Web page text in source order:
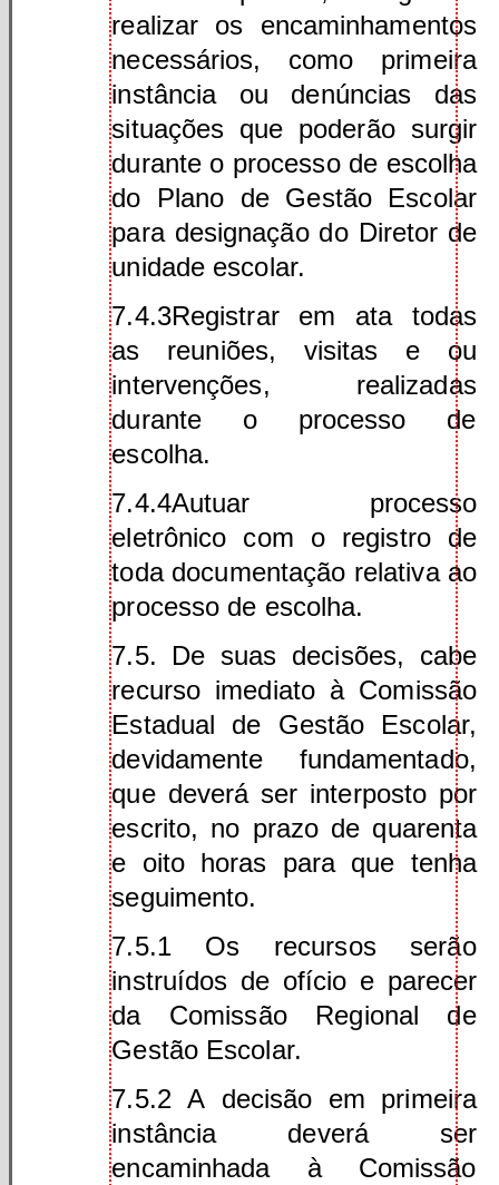
realizar os encaminhamentos
necessários, como primeira
instância ou denúncias das
situações que poderão surgir
durante o processo de escolha
do Plano de Gestão Escolar
para designação do Diretor de
unidade escolar.
7.4.3Registrar em ata todas
as reuniões, visitas e ou
intervenções, realizadas
durante o processo de
escolha.
7.4.4Autuar processo
eletrônico com o registro de
toda documentação relativa ao
processo de escolha.
7.5. De suas decisões, cabe
recurso imediato à Comissão
Estadual de Gestão Escolar,
devidamente fundamentado,
que deverá ser interposto por
escrito, no prazo de quarenta
e oito horas para que tenha
seguimento.
7.5.1 Os recursos serão
instruídos de ofício e parecer
da Comissão Regional de
Gestão Escolar.
7.5.2 A decisão em primeira
instância deverá ser
encaminhada à Comissão